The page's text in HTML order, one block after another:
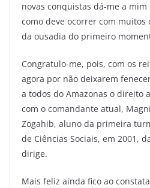
novas conquistas dá-me a
como deve ocorrer com
da ousadia do primeiro
Congratulo-me, pois, com os
agora por não deixarem
a todos do Amazonas o direito
com o comandante atual,
Zogahib, aluno da primeira
de Ciências Sociais, em 2001,
dirige.
Mais feliz ainda fico ao